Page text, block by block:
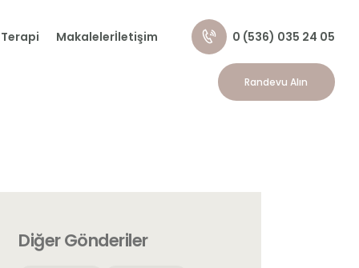
Terapi Makalelerİletişim 0 (536) 035 24 05
Randevu Alın
Diğer Gönderiler